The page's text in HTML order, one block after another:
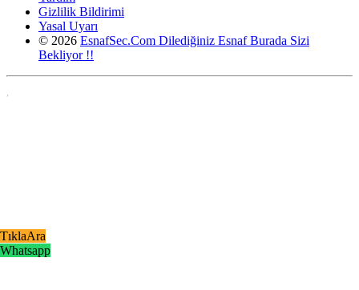
TıklaAra
Whatsapp
Gizlilik Bildirimi
Yasal Uyarı
© 2026 EsnafSec.Com Dilediğiniz Esnaf Burada Sizi
Bekliyor !!
,